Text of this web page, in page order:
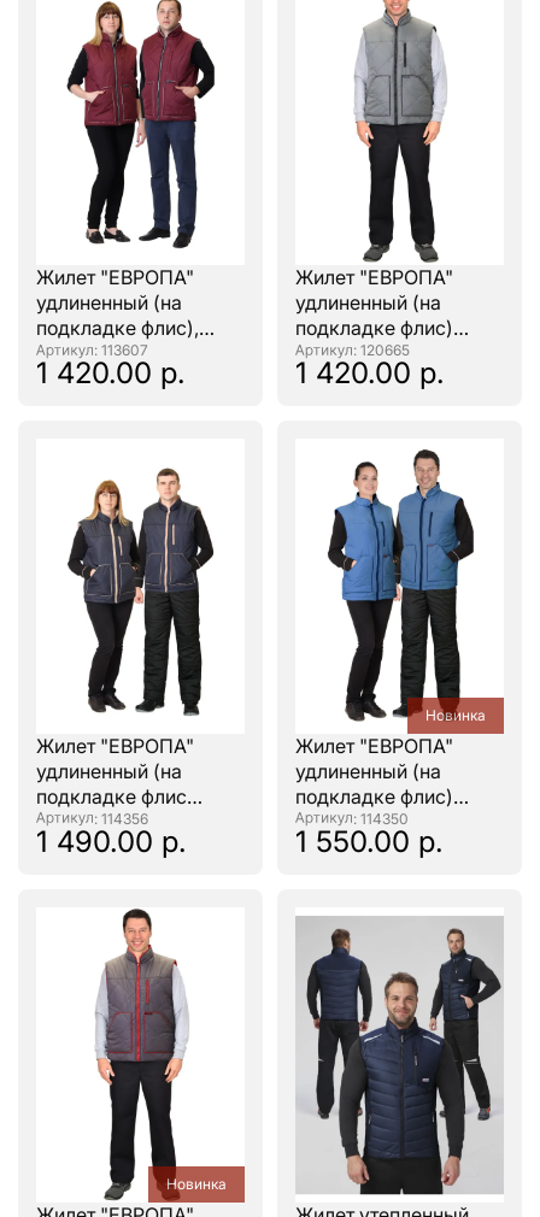
Жилет "ЕВРОПА"
удлиненный (на
подкладке флис),
бордовый
: 113607
1 420.00 р.
Жилет "ЕВРОПА"
удлиненный (на
подкладке флис)
графит: 120665
1 420.00 р.
Жилет "ЕВРОПА"
удлиненный (на
подкладке флис
бежевый), сине-
серый
: 114356
1 490.00 р.
Новинка
Жилет "ЕВРОПА"
удлиненный (на
подкладке флис)
темно-голубой
: 114350
1 550.00 р.
Новинка